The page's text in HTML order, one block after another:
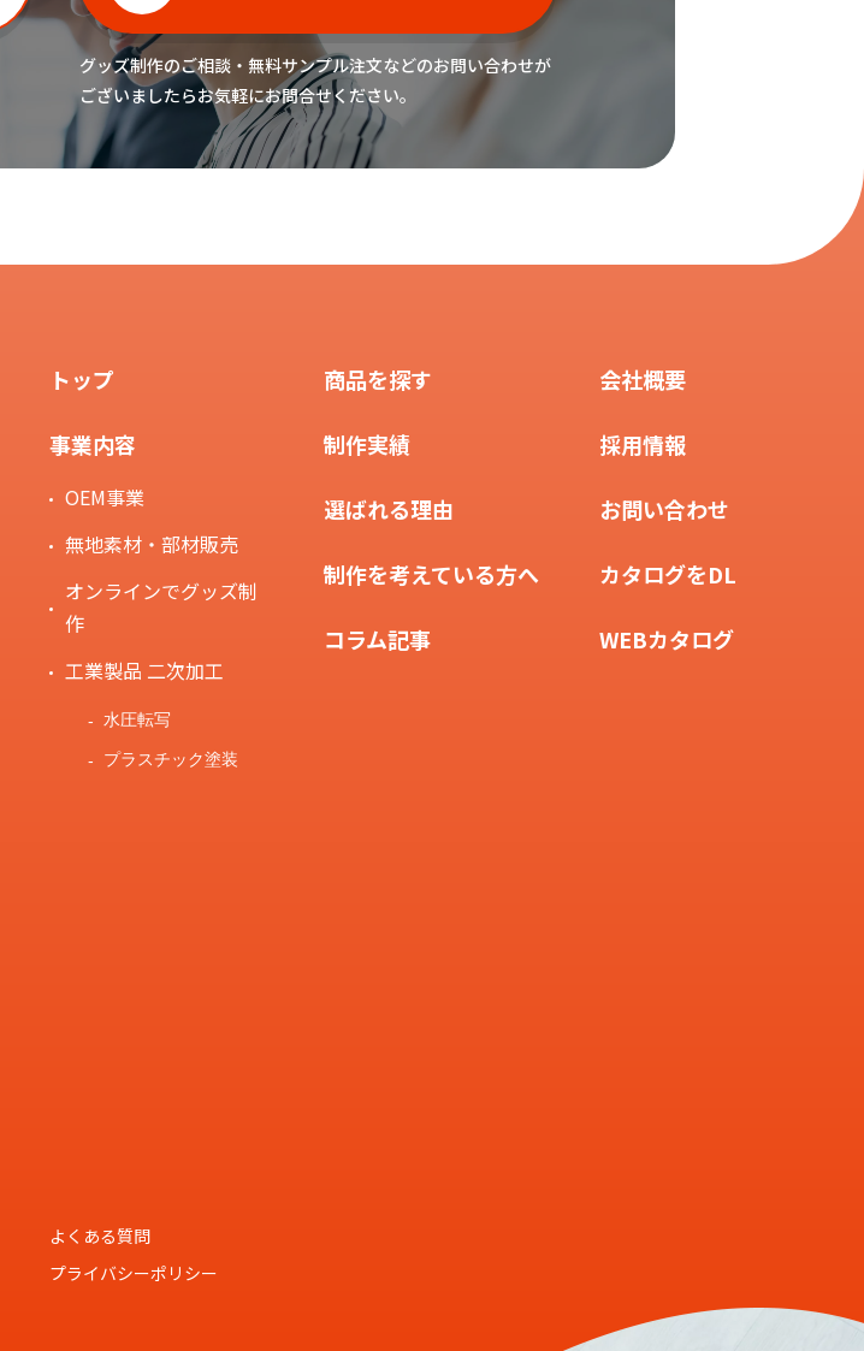
グッズ制作のご相談・無料サンプル注文などのお問い合わせが
ございましたらお気軽にお問合せください。
トップ
事業内容
OEM事業
無地素材・部材販売
オンラインでグッズ制
作
工業製品 二次加工
水圧転写
プラスチック塗装
商品を探す
制作実績
選ばれる理由
制作を考えている方へ
コラム記事
会社概要
採用情報
お問い合わせ
カタログをDL
WEBカタログ
よくある質問
プライバシーポリシー